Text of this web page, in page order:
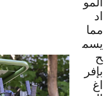
اد
مما
يسم
ح
بإفر
اغ